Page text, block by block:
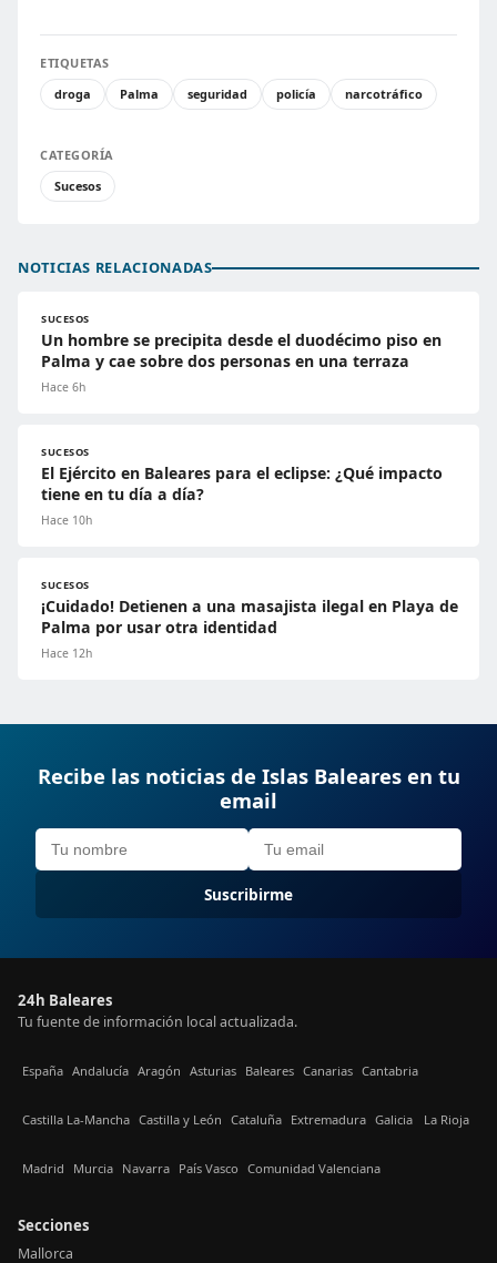
ETIQUETAS
droga
Palma seguridad policía narcotráfico
CATEGORÍA
Sucesos
NOTICIAS RELACIONADAS
SUCESOS
Un hombre se precipita desde el duodécimo piso en
Palma y cae sobre dos personas en una terraza
Hace 6h
SUCESOS
El Ejército en Baleares para el eclipse: ¿Qué impacto
tiene en tu día a día?
Hace 10h
SUCESOS
¡Cuidado! Detienen a una masajista ilegal en Playa de
Palma por usar otra identidad
Hace 12h
Recibe las noticias de Islas Baleares en tu
email
Suscribirme
24h Baleares
Tu fuente de información local actualizada.
España Andalucía Aragón Asturias Baleares Canarias Cantabria
Castilla La-Mancha Castilla y León Cataluña Extremadura Galicia La Rioja
Madrid Murcia Navarra País Vasco Comunidad Valenciana
Secciones
Mallorca